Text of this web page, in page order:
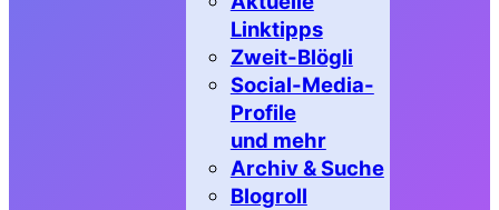
Linktipps
Zweit-Blögli
Social-Media-
Profile
und mehr
Archiv & Suche
Blogroll